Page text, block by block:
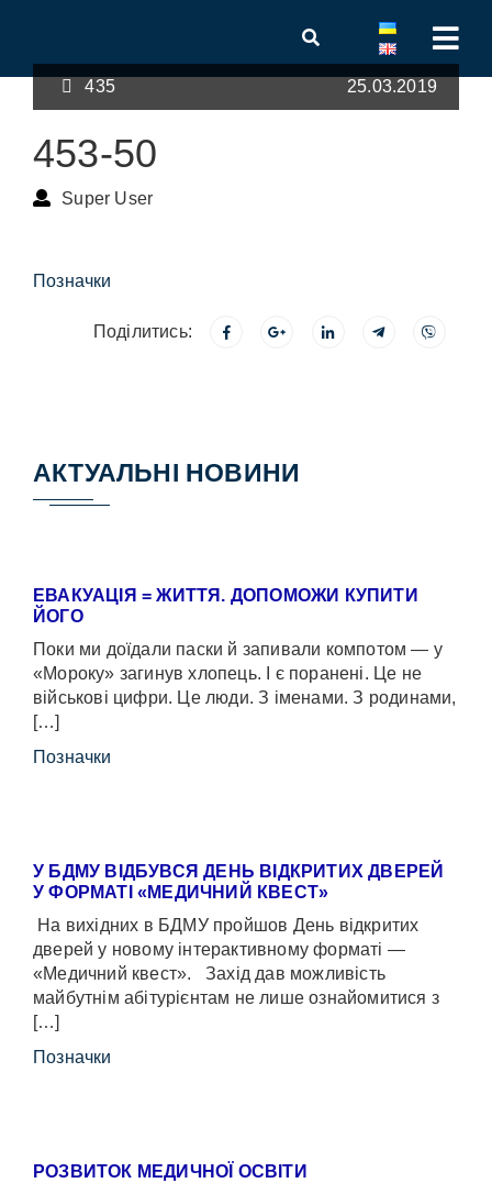
435 25.03.2019
453-50
Super User
Позначки
Поділитись:
АКТУАЛЬНІ НОВИНИ
ЕВАКУАЦІЯ = ЖИТТЯ. ДОПОМОЖИ КУПИТИ
ЙОГО
Поки ми доїдали паски й запивали компотом — у
«Мороку» загинув хлопець. І є поранені. Це не
військові цифри. Це люди. З іменами. З родинами,
[…]
Позначки
У БДМУ ВІДБУВСЯ ДЕНЬ ВІДКРИТИХ ДВЕРЕЙ
У ФОРМАТІ «МЕДИЧНИЙ КВЕСТ»
На вихідних в БДМУ пройшов День відкритих
дверей у новому інтерактивному форматі —
«Медичний квест». Захід дав можливість
майбутнім абітурієнтам не лише ознайомитися з
[…]
Позначки
РОЗВИТОК МЕДИЧНОЇ ОСВІТИ